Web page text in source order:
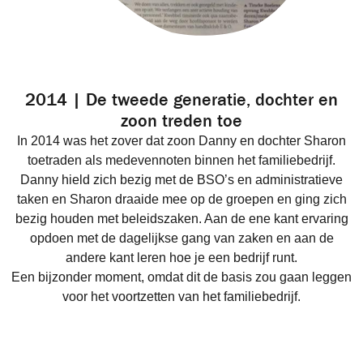
2014 | De tweede generatie, dochter en
zoon treden toe
In 2014 was het zover dat zoon Danny en dochter Sharon
toetraden als medevennoten binnen het familiebedrijf.
Danny hield zich bezig met de BSO’s en administratieve
taken en Sharon draaide mee op de groepen en ging zich
bezig houden met beleidszaken. Aan de ene kant ervaring
opdoen met de dagelijkse gang van zaken en aan de
andere kant leren hoe je een bedrijf runt.
Een bijzonder moment, omdat dit de basis zou gaan leggen
voor het voortzetten van het familiebedrijf.